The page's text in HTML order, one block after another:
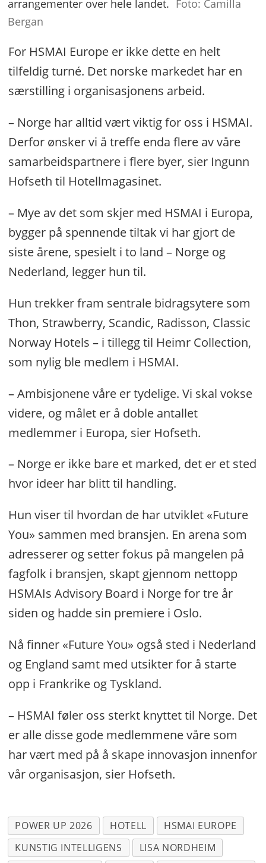
arrangementer over hele landet.
Foto: Camilla
Bergan
For HSMAI Europe er ikke dette en helt
tilfeldig turné. Det norske markedet har en
særstilling i organisasjonens arbeid.
– Norge har alltid vært viktig for oss i HSMAI.
Derfor ønsker vi å treffe enda flere av våre
samarbeidspartnere i flere byer, sier Ingunn
Hofseth til Hotellmagasinet.
– Mye av det som skjer med HSMAI i Europa,
bygger på spennende tiltak vi har gjort de
siste årene, spesielt i to land – Norge og
Nederland, legger hun til.
Hun trekker fram sentrale bidragsytere som
Thon, Strawberry, Scandic, Radisson, Classic
Norway Hotels – i tillegg til Heimr Collection,
som nylig ble medlem i HSMAI.
– Ambisjonene våre er tydelige. Vi skal vokse
videre, og målet er å doble antallet
medlemmer i Europa, sier Hofseth.
– Norge er ikke bare et marked, det er et sted
hvor ideer har blitt til handling.
Hun viser til hvordan de har utviklet «Future
You» sammen med bransjen. En arena som
adresserer og setter fokus på mangelen på
fagfolk i bransjen, skapt gjennom nettopp
HSMAIs Advisory Board i Norge for tre år
siden og hadde sin premiere i Oslo.
Nå finner «Future You» også sted i Nederland
og England samt med utsikter for å starte
opp i Frankrike og Tyskland.
– HSMAI føler oss sterkt knyttet til Norge. Det
er alle disse gode medlemmene våre som
har vært med på å skape innovasjon innenfor
vår organisasjon, sier Hofseth.
POWER UP 2026 HOTELL
HSMAI EUROPE
KUNSTIG INTELLIGENS
LISA NORDHEIM